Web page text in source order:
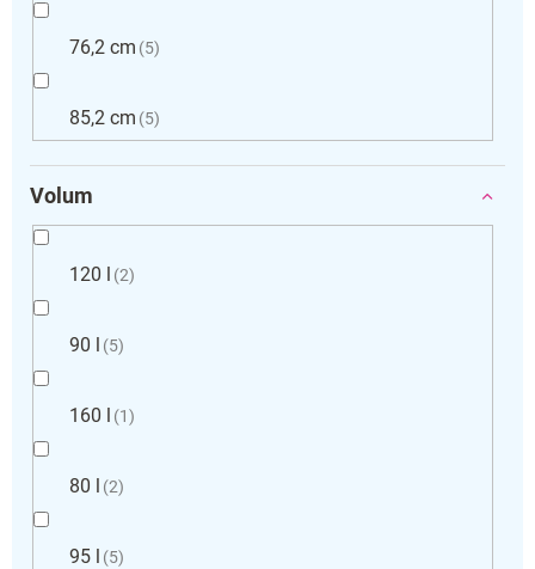
76,2 cm 5
85,2 cm 5
Volum
120 l 2
90 l 5
160 l 1
80 l 2
95 l 5